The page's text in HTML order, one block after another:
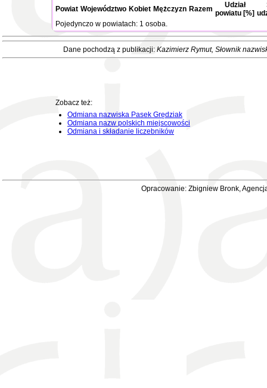
Powiat Województwo Kobiet Mężczyzn Razem
Udział
powiatu [%]
Pojedynczo w powiatach: 1 osoba.
Dane pochodzą z publikacji: Kazimierz Rymut, Słownik
Zobacz też:
Odmiana nazwiska Pasek Grędziak
Odmiana nazw polskich miejscowości
Odmiana i składanie liczebników
Opracowanie: Zbigniew Bronk,